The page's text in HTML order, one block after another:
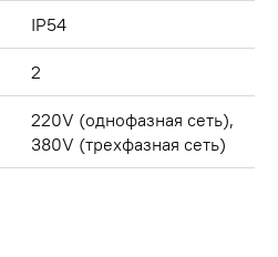
IP54
2
220V (однофазная сеть),
380V (трехфазная сеть)